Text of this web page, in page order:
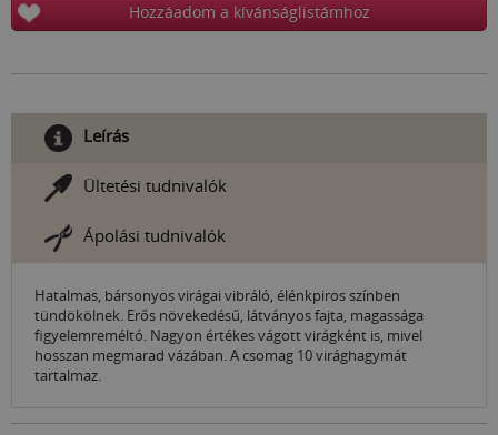
Hozzáadom a kívánságlistámhoz
Leírás
Ültetési tudnivalók
Ápolási tudnivalók
Hatalmas, bársonyos virágai vibráló, élénkpiros színben
tündökölnek. Erős növekedésű, látványos fajta, magassága
figyelemreméltó. Nagyon értékes vágott virágként is, mivel
hosszan megmarad vázában. A csomag 10 virághagymát
tartalmaz.